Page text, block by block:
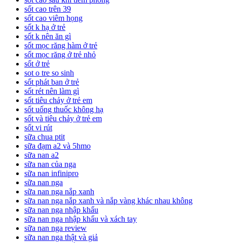
sốt cao trên 39
sốt cao viêm họng
sốt k hạ ở trẻ
sốt k nên ăn gì
sốt mọc răng hàm ở trẻ
sốt mọc răng ở trẻ nhỏ
sốt ở trẻ
sot o tre so sinh
sốt phát ban ở trẻ
sốt rét nên làm gì
sốt tiêu chảy ở trẻ em
sốt uống thuốc không hạ
sốt và tiêu chảy ở trẻ em
sốt vi rút
sữa chua ptit
sữa đạm a2 và 5hmo
sữa nan a2
sữa nan của nga
sữa nan infinipro
sữa nan nga
sữa nan nga nắp xanh
sữa nan nga nắp xanh và nắp vàng khác nhau không
sữa nan nga nhập khẩu
sữa nan nga nhập khẩu và xách tay
sữa nan nga review
sữa nan nga thật và giả